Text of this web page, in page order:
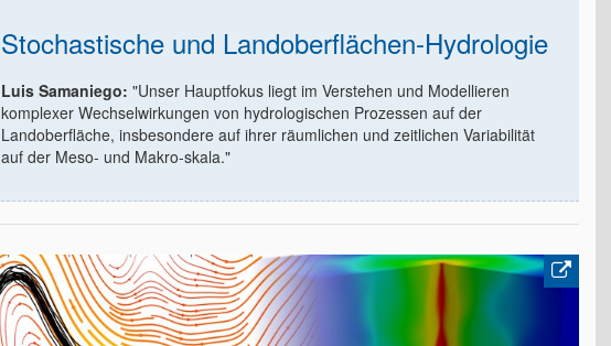
Stochastische und Landoberflächen-Hydrologie
Luis Samaniego: "Unser Hauptfokus liegt im Verstehen und Modellieren
komplexer Wechselwirkungen von hydrologischen Prozessen auf der
Landoberfläche, insbesondere auf ihrer räumlichen und zeitlichen Variabilität
auf der Meso- und Makro-skala."